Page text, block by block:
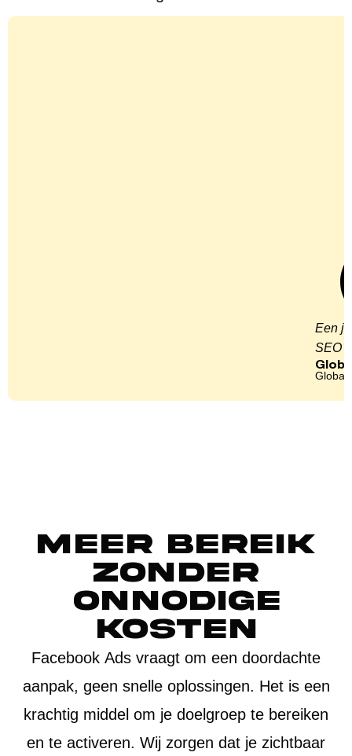
Een
SEO
Global
Meer bereik
zonder
onnodige
kosten
Facebook Ads vraagt om een doordachte
aanpak, geen snelle oplossingen. Het is een
krachtig middel om je doelgroep te bereiken
en te activeren. Wij zorgen dat je zichtbaar